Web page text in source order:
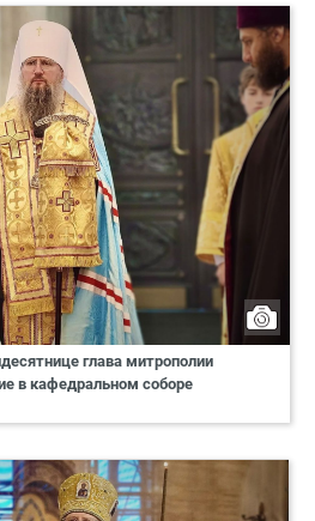
глава митрополии
в кафедральном соборе